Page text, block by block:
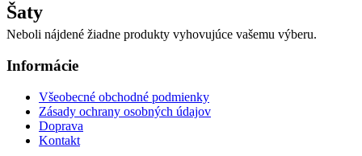
Šaty
Neboli nájdené žiadne produkty vyhovujúce vašemu výberu.
Informácie
Všeobecné obchodné podmienky
Zásady ochrany osobných údajov
Doprava
Kontakt